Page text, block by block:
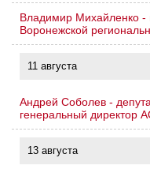
Владимир Михайленко -
Воронежской
11 августа
Андрей Соболев -
генеральный директор
13 августа